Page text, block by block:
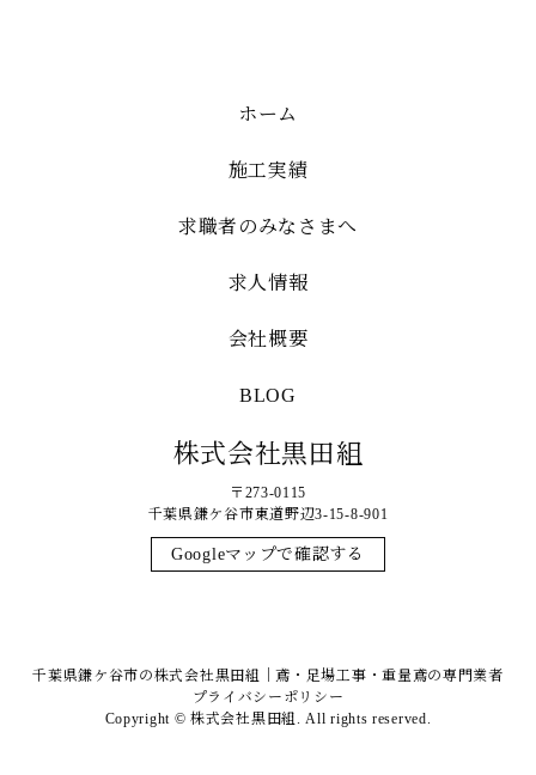
ホーム
施工実績
求職者のみなさまへ
求人情報
会社概要
BLOG
株式会社黒田組
〒273-0115
千葉県鎌ケ谷市東道野辺3-15-8-901
Googleマップで確認する
千葉県鎌ケ谷市の株式会社黒田組｜鳶・足場工事・重量鳶の専門業者
プライバシーポリシー
Copyright © 株式会社黒田組. All rights reserved.